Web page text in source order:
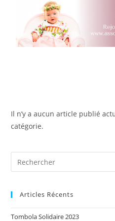
Il n’y a aucun article publié
catégorie.
Articles Récents
Tombola Solidaire 2023